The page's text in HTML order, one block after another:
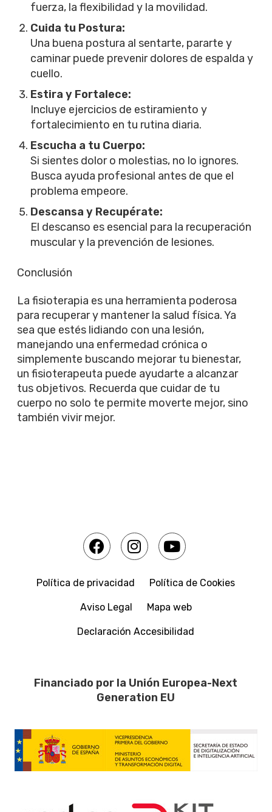
fuerza, la flexibilidad y la movilidad.
Cuida tu Postura:
Una buena postura al sentarte, pararte y
caminar puede prevenir dolores de espalda y
cuello.
Estira y Fortalece:
Incluye ejercicios de estiramiento y
fortalecimiento en tu rutina diaria.
Escucha a tu Cuerpo:
Si sientes dolor o molestias, no lo ignores.
Busca ayuda profesional antes de que el
problema empeore.
Descansa y Recupérate:
El descanso es esencial para la recuperación
muscular y la prevención de lesiones.
Conclusión
La fisioterapia es una herramienta poderosa
para recuperar y mantener la salud física. Ya
sea que estés lidiando con una lesión,
manejando una enfermedad crónica o
simplemente buscando mejorar tu bienestar,
un fisioterapeuta puede ayudarte a alcanzar
tus objetivos. Recuerda que cuidar de tu
cuerpo no solo te permite moverte mejor, sino
también vivir mejor.
Política de privacidad Política de Cookies
Aviso Legal Mapa web
Declaración Accesibilidad
Financiado por la Unión Europea-Next
Generation EU